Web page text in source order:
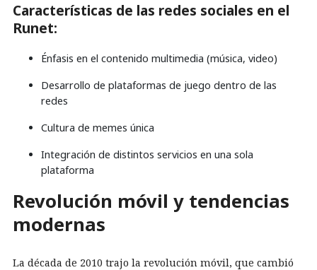
Características de las redes sociales en el
Runet:
Énfasis en el contenido multimedia (música, video)
Desarrollo de plataformas de juego dentro de las
redes
Cultura de memes única
Integración de distintos servicios en una sola
plataforma
Revolución móvil y tendencias
modernas
La década de 2010 trajo la revolución móvil, que cambió